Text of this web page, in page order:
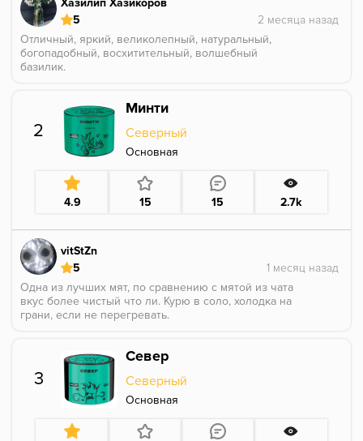
Хазилип Хазикоров
5
Отличный, яркий, великолепный, натуральный,
богопадобный, восхитительный, волшебный
базилик.
2
Минти
Северный
Основная
4.9 15 15 2.7k
vitStZn
5
Одна из лучших мят, по сравнению с мятой из чата
вкус более чистый что ли. Курю в соло, холодка на
грани, если не перегревать.
3
Север
Северный
Основная